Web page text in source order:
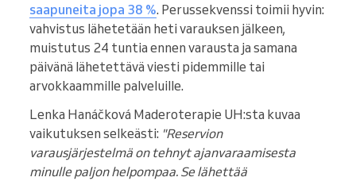
saapuneita jopa 38 %. Perussekvenssi toimii hyvin:
vahvistus lähetetään heti varauksen jälkeen,
muistutus 24 tuntia ennen varausta ja samana
päivänä lähetettävä viesti pidemmille tai
arvokkaammille palveluille.
Lenka Hanáčková Maderoterapie UH:sta kuvaa
vaikutuksen selkeästi: "Reservion
varausjärjestelmä on tehnyt ajanvaraamisesta
minulle paljon helpompaa. Se lähettää